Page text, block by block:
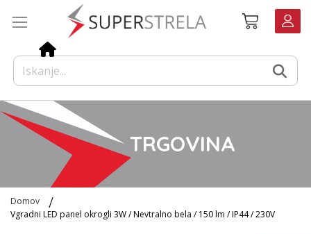
Košarica
TRGOVINA
Domov
Vgradni LED panel okrogli 3W / Nevtralno bela / 150 lm / IP44 / 230V